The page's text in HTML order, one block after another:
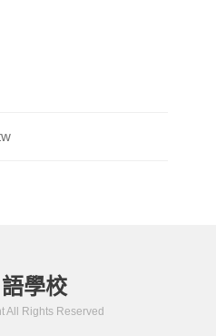
學校
All Rights Reserved